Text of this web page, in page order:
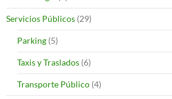
Servicios Públicos (29)
Parking (5)
Taxis y Traslados (6)
Transporte Público (4)